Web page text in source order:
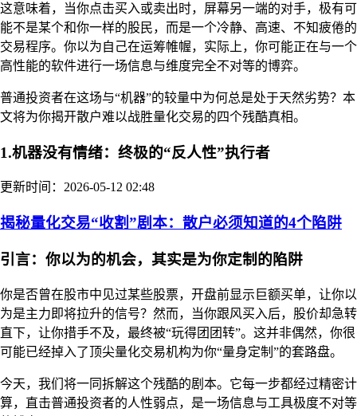
这意味着，当你点击买入或卖出时，屏幕另一端的对手，极有可
能不是某个和你一样的股民，而是一个冷静、高速、不知疲倦的
交易程序。你以为自己在运筹帷幄，实际上，你可能正在与一个
高性能的软件进行一场信息与维度完全不对等的博弈。
普通投资者在这场与“机器”的较量中为何总是处于天然劣势？本
文将为你揭开散户难以战胜量化交易的四个残酷真相。
1.机器没有情绪：终极的“反人性”执行者
更新时间：2026-05-12 02:48
揭秘量化交易“收割”剧本：散户必须知道的4个陷阱
引言：你以为的机会，其实是为你定制的陷阱
你是否曾在股市中见过某些股票，开盘前显示巨额买单，让你以
为是主力即将拉升的信号？然而，当你跟风买入后，股价却急转
直下，让你措手不及，最终被“玩得团团转”。这并非偶然，你很
可能已经掉入了顶尖量化交易机构为你“量身定制”的套路盘。
今天，我们将一同拆解这个残酷的剧本。它每一步都经过精密计
算，直击普通投资者的人性弱点，是一场信息与工具极度不对等